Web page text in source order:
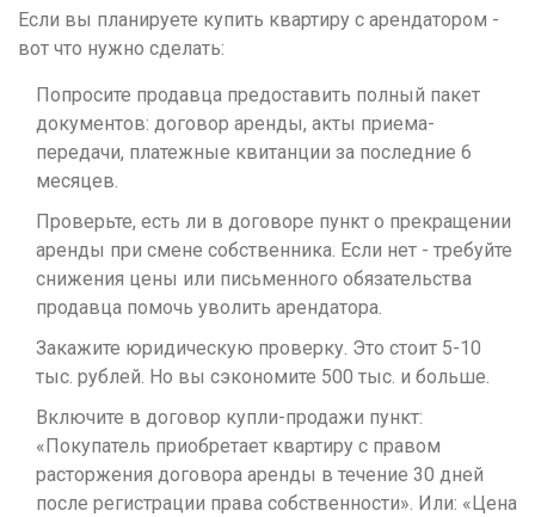
Если вы планируете купить квартиру с арендатором -
вот что нужно сделать:
Попросите продавца предоставить полный пакет
документов: договор аренды, акты приема-
передачи, платежные квитанции за последние 6
месяцев.
Проверьте, есть ли в договоре пункт о прекращении
аренды при смене собственника. Если нет - требуйте
снижения цены или письменного обязательства
продавца помочь уволить арендатора.
Закажите юридическую проверку. Это стоит 5-10
тыс. рублей. Но вы сэкономите 500 тыс. и больше.
Включите в договор купли-продажи пункт:
«Покупатель приобретает квартиру с правом
расторжения договора аренды в течение 30 дней
после регистрации права собственности». Или: «Цена